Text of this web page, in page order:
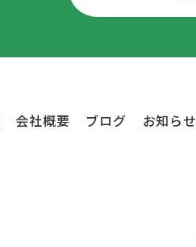
会社概要 ブログ
お知らせ